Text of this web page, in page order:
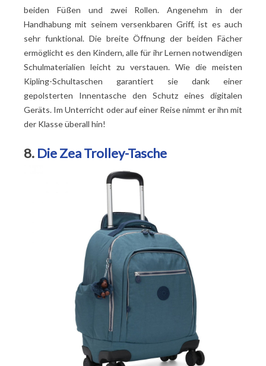
beiden Füßen und zwei Rollen. Angenehm in der
Handhabung mit seinem versenkbaren Griff, ist es auch
sehr funktional. Die breite Öffnung der beiden Fächer
ermöglicht es den Kindern, alle für ihr Lernen notwendigen
Schulmaterialien leicht zu verstauen. Wie die meisten
Kipling-Schultaschen garantiert sie dank einer
gepolsterten Innentasche den Schutz eines digitalen
Geräts. Im Unterricht oder auf einer Reise nimmt er ihn mit
der Klasse überall hin!
8. Die Zea Trolley-Tasche